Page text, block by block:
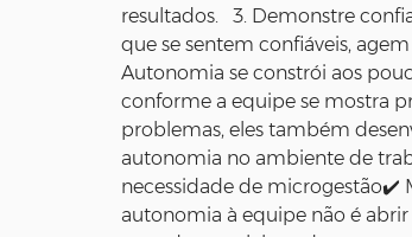
resultados. 3. Demonstre
que se sentem confiáveis,
Autonomia se constrói aos
conforme a equipe se mostra
problemas, eles também
autonomia no ambiente de
necessidade de microgestão✔️
autonomia à equipe não é